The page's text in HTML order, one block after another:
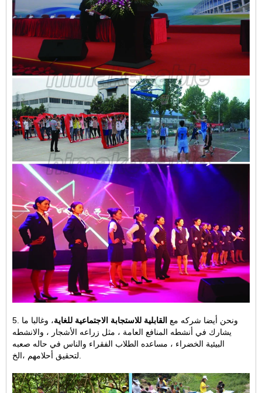
5. ونحن أيضا شركه مع القابلية للاستجابة الاجتماعية للغاية، وغالبا ما
يشارك في أنشطه المنافع العامة ، مثل زراعه الأشجار ، والانشطه
البيئية الخضراء ، مساعده الطلاب الفقراء والناس في حاله صعبه
لتحقيق أحلامهم ،